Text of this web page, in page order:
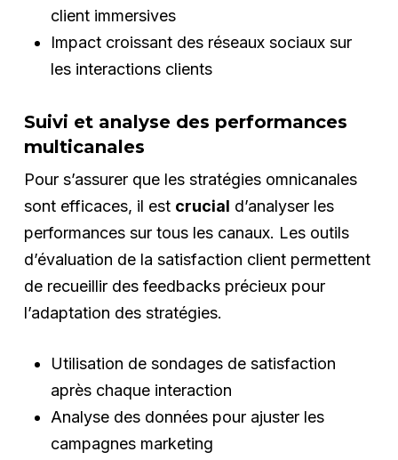
client immersives
Impact croissant des réseaux sociaux sur
les interactions clients
Suivi et analyse des performances
multicanales
Pour s’assurer que les stratégies omnicanales
sont efficaces, il est crucial d’analyser les
performances sur tous les canaux. Les outils
d’évaluation de la satisfaction client permettent
de recueillir des feedbacks précieux pour
l’adaptation des stratégies.
Utilisation de sondages de satisfaction
après chaque interaction
Analyse des données pour ajuster les
campagnes marketing